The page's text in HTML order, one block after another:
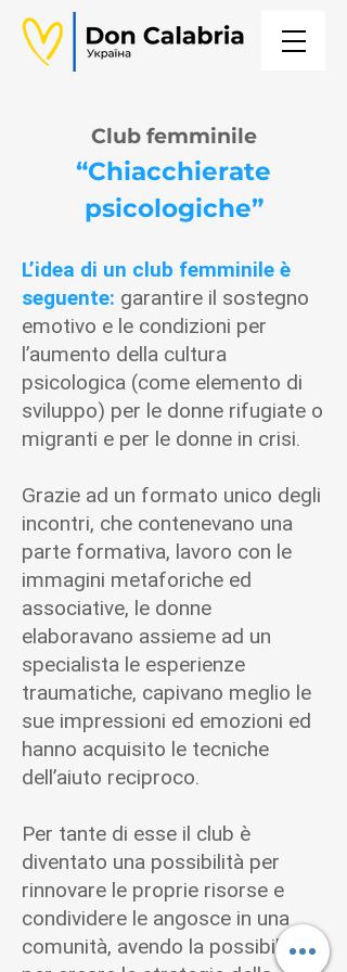
Club femminile
“Chiacchierate
psicologiche”
L’idea di un club femminile è
seguente: garantire il sostegno
emotivo e le condizioni per
l’aumento della cultura
psicologica (come elemento di
sviluppo) per le donne rifugiate o
migranti e per le donne in crisi.
Grazie ad un formato unico degli
incontri, che contenevano una
parte formativa, lavoro con le
immagini metaforiche ed
associative, le donne
elaboravano assieme ad un
specialista le esperienze
traumatiche, capivano meglio le
sue impressioni ed emozioni ed
hanno acquisito le tecniche
dell’aiuto reciproco.
Per tante di esse il club è
diventato una possibilità per
rinnovare le proprie risorse e
condividere le angosce in una
comunità, avendo la possibilità